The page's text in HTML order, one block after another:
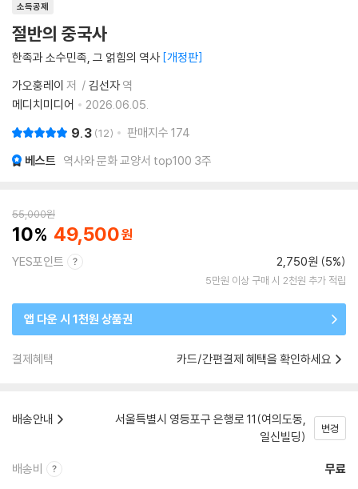
소득공제
절반의 중국사
한족과 소수민족, 그 얽힘의 역사 개정판
가오훙레이 저 김선자역
메디치미디어
2026.06.05.
9.3 12 판매지수 174
베스트 역사와 문화 교양서 top100 3주
55,000원
10 49,500
YES포인트 2,750원 (5%)
5만원 이상 구매 시 2천원 추가 적립
앱 다운 시 1천원 상품권
결제혜택 카드/간편결제 혜택을 확인하세요
배송안내
서울특별시 영등포구 은행로 11(여의도동,
일신빌딩)
변경
배송비 무료